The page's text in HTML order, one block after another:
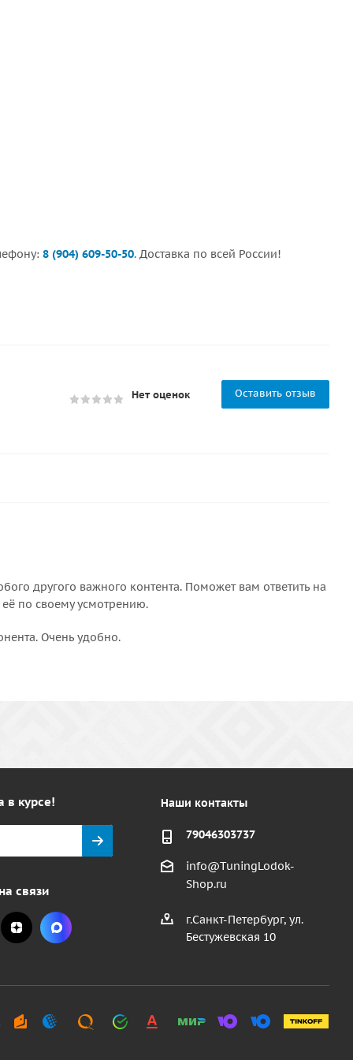
8 (904) 609-50-50. Доставка по всей России!
Нет оценок Оставить отзыв
другого важного контента. Поможет вам ответить на
по своему усмотрению.
Очень удобно.
в курсе!
связи
Наши контакты
79046303737
info@TuningLodok-
Shop.ru
г.Санкт-Петербург, ул.
Бестужевская 10